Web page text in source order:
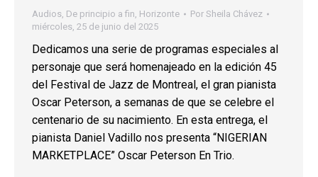
Audios, De principio a fin, Horizonte Por Sheila Chávez
miércoles, 25 de junio del 2025
Dedicamos una serie de programas especiales al
personaje que será homenajeado en la edición 45
del Festival de Jazz de Montreal, el gran pianista
Oscar Peterson, a semanas de que se celebre el
centenario de su nacimiento. En esta entrega, el
pianista Daniel Vadillo nos presenta “NIGERIAN
MARKETPLACE” Oscar Peterson En Trio.